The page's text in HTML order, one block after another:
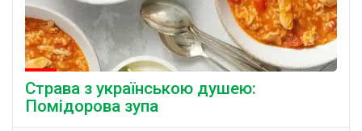
Страва з українською душею:
Помідорова зупа